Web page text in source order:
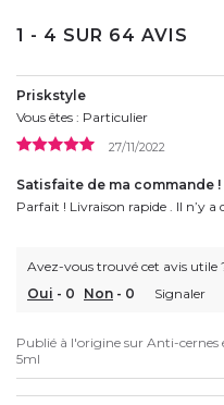
1 - 4 SUR 64 AVIS
Priskstyle
Vous êtes : Particulier
27/11/2022
Satisfaite de ma commande !
Parfait ! Livraison rapide . Il n’y a
Avez-vous trouvé cet avis utile
Oui - 0 Non - 0 Signaler
Publié à l'origine sur Anti-cernes
5ml